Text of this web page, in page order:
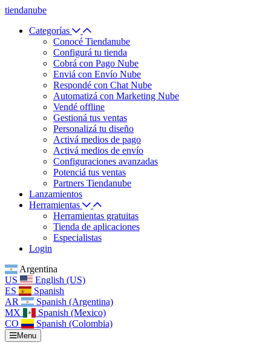
tiendanube
Categorías
Conocé Tiendanube
Configurá tu tienda
Cobrá con Pago Nube
Enviá con Envío Nube
Respondé con Chat Nube
Automatizá con Marketing Nube
Vendé offline
Gestioná tus ventas
Personalizá tu diseño
Activá medios de pago
Activá medios de envío
Configuraciones avanzadas
Potenciá tus ventas
Partners Tiendanube
Lanzamientos
Herramientas
Herramientas gratuitas
Tienda de aplicaciones
Especialistas
Login
Argentina
US
English (US)
ES
Spanish
AR
Spanish (Argentina)
MX
Spanish (Mexico)
CO
Spanish (Colombia)
Menu